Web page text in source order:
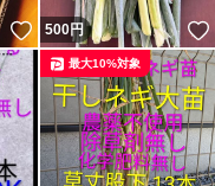
いいね！
500円
最大10%対象